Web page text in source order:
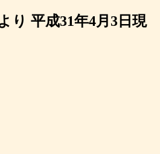
り 平成31年4月3日現